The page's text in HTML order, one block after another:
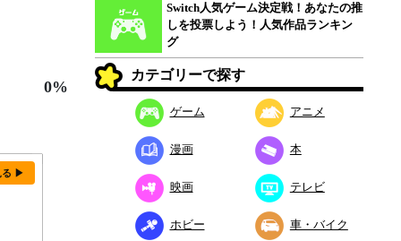
0%
る ▶
Switch人気ゲーム決定戦！あなたの推
しを投票しよう！人気作品ランキン
グ
カテゴリーで探す
ゲーム アニメ
漫画 本
映画 テレビ
ホビー 車・バイク